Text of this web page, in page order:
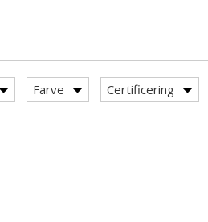
Farve Certificering